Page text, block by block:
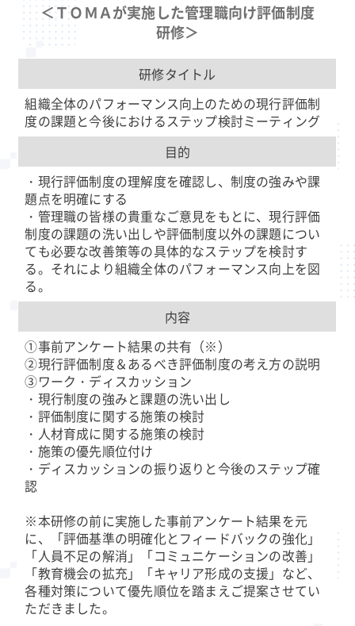
＜ＴＯＭＡが実施した管理職向け評価制度
研修＞
研修タイトル
組織全体のパフォーマンス向上のための現行評価制
度の課題と今後におけるステップ検討ミーティング
目的
・現行評価制度の理解度を確認し、制度の強みや課
題点を明確にする
・管理職の皆様の貴重なご意見をもとに、現行評価
制度の課題の洗い出しや評価制度以外の課題につい
ても必要な改善策等の具体的なステップを検討す
る。それにより組織全体のパフォーマンス向上を図
る。
内容
①事前アンケート結果の共有（※）
②現行評価制度＆あるべき評価制度の考え方の説明
③ワーク・ディスカッション
・現行制度の強みと課題の洗い出し
・評価制度に関する施策の検討
・人材育成に関する施策の検討
・施策の優先順位付け
・ディスカッションの振り返りと今後のステップ確
認
※本研修の前に実施した事前アンケート結果を元
に、「評価基準の明確化とフィードバックの強化」
「人員不足の解消」「コミュニケーションの改善」
「教育機会の拡充」「キャリア形成の支援」など、
各種対策について優先順位を踏まえご提案させてい
ただきました。